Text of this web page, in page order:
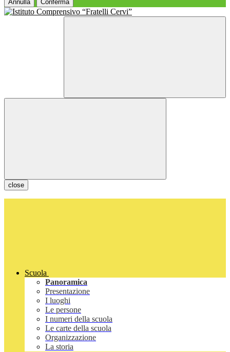
Annulla Conferma
close
Scuola
Panoramica
Presentazione
I luoghi
Le persone
I numeri della scuola
Le carte della scuola
Organizzazione
La storia